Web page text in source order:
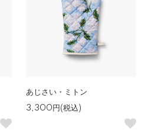
あじさい・ミトン
3,300円(税込)